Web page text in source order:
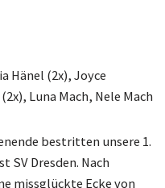
Hänel (2x), Joyce
Luna Mach, Nele Mach
bestritten unsere 1.
SV Dresden. Nach
missglückte Ecke von